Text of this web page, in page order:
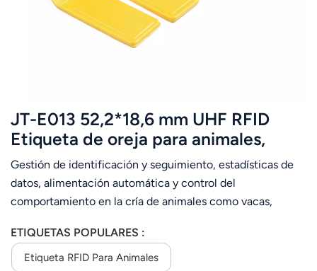
عربي
Ελληνικά
Melayu
Polski
JT-E013 52,2*18,6 mm UHF RFID
Etiqueta de oreja para animales,
ovejas y cabras para la gestión del
ganado
Gestión de identificación y seguimiento, estadísticas de
datos, alimentación automática y control del
comportamiento en la cría de animales como vacas,
instalación, utilice pinzas especiales para crotales, etc.,
para colocar el crotal en la oreja del animal.
ETIQUETAS POPULARES :
Etiqueta RFID Para Animales